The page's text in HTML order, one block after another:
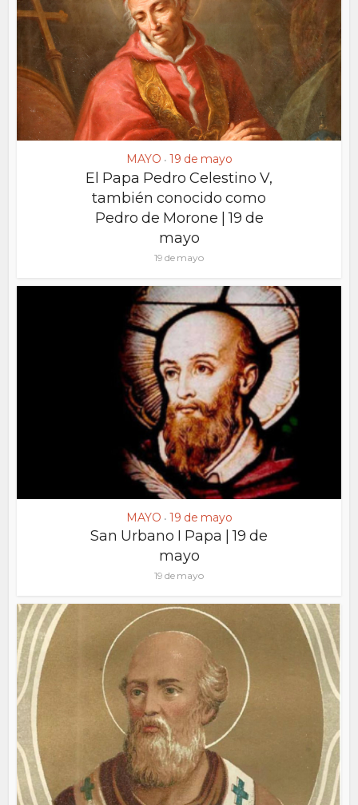
MAYO • 19 de mayo
El Papa Pedro Celestino V,
también conocido como
Pedro de Morone | 19 de
mayo
19 de mayo
MAYO • 19 de mayo
San Urbano I Papa | 19 de
mayo
19 de mayo